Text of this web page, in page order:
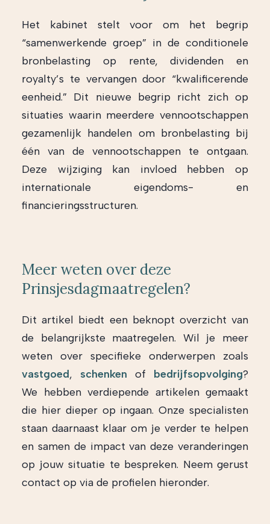
Het kabinet stelt voor om het begrip
“samenwerkende groep” in de conditionele
bronbelasting op rente, dividenden en
royalty’s te vervangen door “kwalificerende
eenheid.” Dit nieuwe begrip richt zich op
situaties waarin meerdere vennootschappen
gezamenlijk handelen om bronbelasting bij
één van de vennootschappen te ontgaan.
Deze wijziging kan invloed hebben op
internationale eigendoms- en
financieringsstructuren.
Meer weten over deze
Prinsjesdagmaatregelen?
Dit artikel biedt een beknopt overzicht van
de belangrijkste maatregelen. Wil je meer
weten over specifieke onderwerpen zoals
vastgoed, schenken of bedrijfsopvolging?
We hebben verdiepende artikelen gemaakt
die hier dieper op ingaan. Onze specialisten
staan daarnaast klaar om je verder te helpen
en samen de impact van deze veranderingen
op jouw situatie te bespreken. Neem gerust
contact op via de profielen hieronder.